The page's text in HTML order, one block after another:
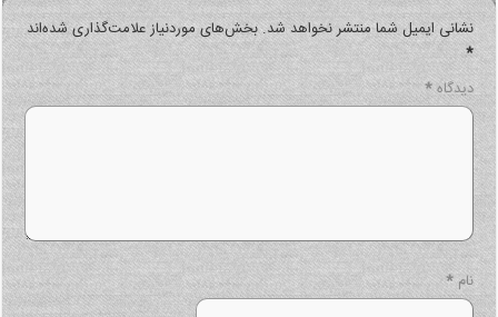
نشانی ایمیل شما منتشر نخواهد شد.بخش‌های موردنیاز علامت‌گذاری شده‌اند
*
دیدگاه*
نام*